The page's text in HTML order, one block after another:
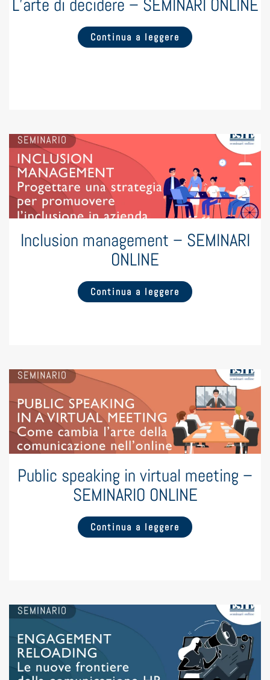
L’arte di decidere – SEMINARI ONLINE
Continua a leggere
Inclusion management – SEMINARI
ONLINE
Continua a leggere
Public speaking in virtual meeting –
SEMINARIO ONLINE
Continua a leggere